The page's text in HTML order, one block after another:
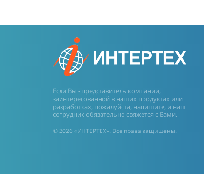
Если Вы - представитель компании,
заинтересованной в наших продуктах или
разработках, пожалуйста, напишите, и наш
сотрудник обязательно свяжется с Вами.
© 2026 «ИНТЕРТЕХ». Все права защищены.